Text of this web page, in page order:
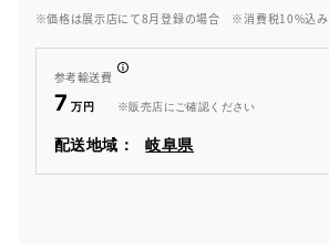
※価格は展示店にて8月登録の場合 ※消費税10%込み
参考輸送費
7 ※販売店にご確認ください
配送地域： 岐阜県